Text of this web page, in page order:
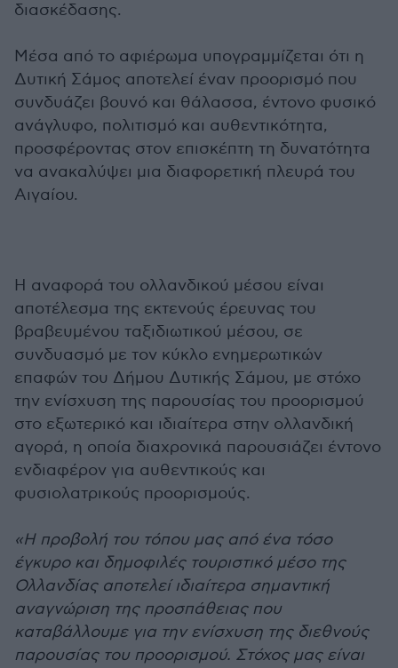
διασκέδασης.
Μέσα από το αφιέρωμα υπογραμμίζεται ότι η
Δυτική Σάμος αποτελεί έναν προορισμό που
συνδυάζει βουνό και θάλασσα, έντονο φυσικό
ανάγλυφο, πολιτισμό και αυθεντικότητα,
προσφέροντας στον επισκέπτη τη δυνατότητα
να ανακαλύψει μια διαφορετική πλευρά του
Αιγαίου.
Η αναφορά του ολλανδικού μέσου είναι
αποτέλεσμα της εκτενούς έρευνας του
βραβευμένου ταξιδιωτικού μέσου, σε
συνδυασμό με τον κύκλο ενημερωτικών
επαφών του Δήμου Δυτικής Σάμου, με στόχο
την ενίσχυση της παρουσίας του προορισμού
στο εξωτερικό και ιδιαίτερα στην ολλανδική
αγορά, η οποία διαχρονικά παρουσιάζει έντονο
ενδιαφέρον για αυθεντικούς και
φυσιολατρικούς προορισμούς.
«Η προβολή του τόπου μας από ένα τόσο
έγκυρο και δημοφιλές τουριστικό μέσο της
Ολλανδίας αποτελεί ιδιαίτερα σημαντική
αναγνώριση της προσπάθειας που
καταβάλλουμε για την ενίσχυση της διεθνούς
παρουσίας του προορισμού. Στόχος μας είναι